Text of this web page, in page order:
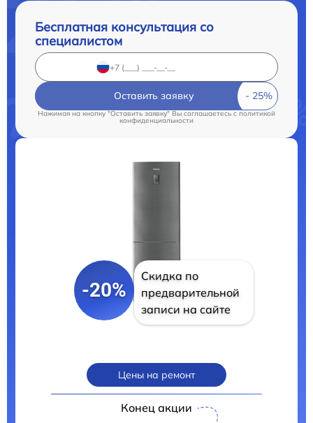
Бесплатная консультация со
специалистом
Оставить заявку
Нажимая на кнопку "Оставить заявку" Вы соглашаетесь c политикой
конфиденциальности
-20%
Скидка по
предварительной
записи на сайте
Цены на ремонт
Конец акции